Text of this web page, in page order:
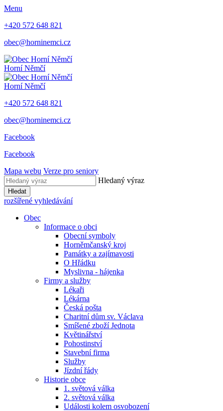
Menu
+420 572 648 821
obec@horninemci.cz
Horní Němčí
Horní Němčí
+420 572 648 821
obec@horninemci.cz
Facebook
Facebook
Mapa webu Verze pro seniory
Hledaný výraz
Hledat
rozšířené vyhledávání
Obec
Informace o obci
Obecní symboly
Horněmčanský kroj
Památky a zajímavosti
O Hřádku
Myslivna - hájenka
Firmy a služby
Lékaři
Lékárna
Česká pošta
Charitní dům sv. Václava
Smíšené zboží Jednota
Květinářství
Pohostinství
Stavební firma
Služby
Jízdní řády
Historie obce
1. světová válka
2. světová válka
Události kolem osvobození